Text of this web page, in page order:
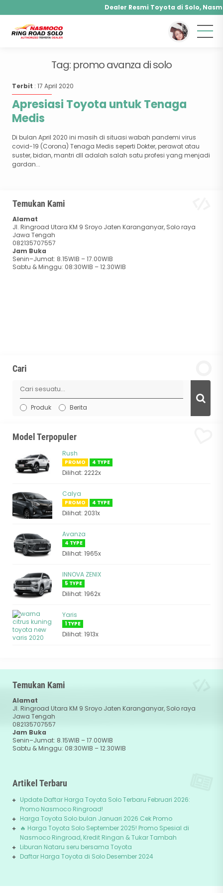
Dealer Resmi Toyota di Solo,
Agya, Calya, Fortuner, Rush, Sienta,
Hybrid, Yaris Cross Hybrid, Alphard
/Tag "promo avanza di solo"
Tag: promo avanza di solo
Terbit : 17 April 2020
Apresiasi Toyota untuk Tenaga
Medis
Di bulan April 2020 ini masih di situasi wabah pandemi virus
covid-19 (Corona) Tenaga Medis seperti Dokter, perawat atau
suster, bidan, mantri dll adalah salah satu profesi yang menjadi
gardan...
Temukan Kami
Alamat
Jl. Ringroad Utara KM 9 Sroyo Jaten Karanganyar, Solo raya
Jawa Tengah
082135707557
Jam Buka
Senin–Jumat: 8.15WIB – 17.00WIB
Sabtu & Minggu: 08:30WIB – 12.30WIB
Cari
Produk Berita
Model Terpopuler
Rush
PROMO 4 TYPE
Dilihat: 2222x
Calya
PROMO 4 TYPE
Dilihat: 2031x
Avanza
4 TYPE
Dilihat: 1965x
INNOVA ZENIX
5 TYPE
Dilihat: 1962x
Yaris
1 TYPE
Dilihat: 1913x
Temukan Kami
Alamat
Jl. Ringroad Utara KM 9 Sroyo Jaten Karanganyar, Solo raya
Jawa Tengah
082135707557
Jam Buka
Senin–Jumat: 8.15WIB – 17.00WIB
Sabtu & Minggu: 08:30WIB – 12.30WIB
Artikel Terbaru
Update Daftar Harga Toyota Solo Terbaru Februari 2026:
Promo Nasmoco Ringroad!
Harga Toyota Solo bulan Januari 2026 Cek Promo
🔥 Harga Toyota Solo September 2025! Promo Spesial di
Nasmoco Ringroad, Kredit Ringan & Tukar Tambah
Liburan Nataru seru bersama Toyota
Daftar Harga Toyota di Solo Desember 2024